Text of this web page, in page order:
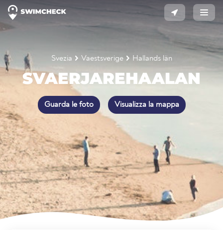
Svezia Vaestsverige Hallands län
SVAERJAREHAALAN
Guarda le foto Visualizza la mappa